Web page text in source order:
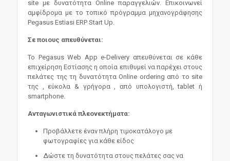
site με δυνατότητα Online παραγγελιών. Επικοινωνεί
αμφίδρομα με το τοπικό πρόγραμμα μηχανογράφησης
Pegasus Estiasi ERP Start Up.
Σε ποιους απευθύνεται:
Το Pegasus Web App e-Delivery απευθύνεται σε κάθε
επιχείρηση Εστίασης η οποία επιθυμεί να παρέχει στους
πελάτες της τη δυνατότητα Online ordering από το site
της , εύκολα & γρήγορα , από υπολογιστή, tablet ή
smartphone.
Ανταγωνιστικά πλεονεκτήματα:
Προβάλλετε έναν πλήρη τιμοκατάλογο με
φωτογραφίες για κάθε είδος
Δώστε τη δυνατότητα στους πελάτες σας να